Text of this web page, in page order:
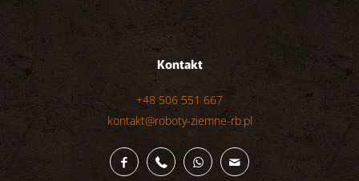
Kontakt
+48 506 551 667
kontakt@roboty-ziemne-rb.pl